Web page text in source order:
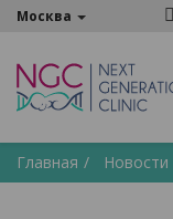
Москва
Главная Новости